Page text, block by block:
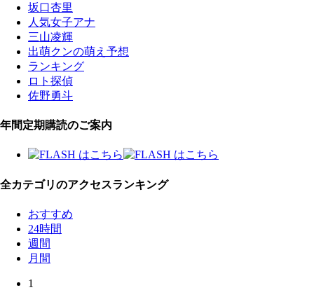
坂口杏里
人気女子アナ
三山凌輝
出萌クンの萌え予想
ランキング
ロト探偵
佐野勇斗
年間定期購読のご案内
全カテゴリのアクセスランキング
おすすめ
24時間
週間
月間
1